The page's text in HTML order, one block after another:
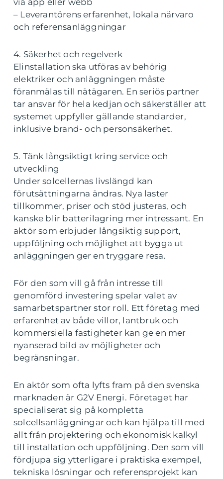
via app eller webb
– Leverantörens erfarenhet, lokala närvaro
och referensanläggningar
4. Säkerhet och regelverk
Elinstallation ska utföras av behörig
elektriker och anläggningen måste
föranmälas till nätägaren. En seriös partner
tar ansvar för hela kedjan och säkerställer att
systemet uppfyller gällande standarder,
inklusive brand- och personsäkerhet.
5. Tänk långsiktigt kring service och
utveckling
Under solcellernas livslängd kan
förutsättningarna ändras. Nya laster
tillkommer, priser och stöd justeras, och
kanske blir batterilagring mer intressant. En
aktör som erbjuder långsiktig support,
uppföljning och möjlighet att bygga ut
anläggningen ger en tryggare resa.
För den som vill gå från intresse till
genomförd investering spelar valet av
samarbetspartner stor roll. Ett företag med
erfarenhet av både villor, lantbruk och
kommersiella fastigheter kan ge en mer
nyanserad bild av möjligheter och
begränsningar.
En aktör som ofta lyfts fram på den svenska
marknaden är G2V Energi. Företaget har
specialiserat sig på kompletta
solcellsanläggningar och kan hjälpa till med
allt från projektering och ekonomisk kalkyl
till installation och uppföljning. Den som vill
fördjupa sig ytterligare i praktiska exempel,
tekniska lösningar och referensprojekt kan